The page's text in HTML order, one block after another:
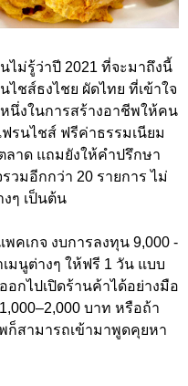
ไม่รู้ว่าปี 2021 ที่จะมาถึงนี้
ชส์ธงไชย ผัดไทย ที่เข้าใจ
นึ่งในการสร้างอาชีพให้คน
รนไชส์ ฟรีค่าธรรมเนียม
ลาด แถมยังให้คำปรึกษา
วมอีกกว่า 20 รายการ ไม่
งๆ เป็นต้น
คเกจ งบการลงทุน 9,000 -
มนูต่างๆ ให้ฟรี 1 วัน แบบ
อกไปเปิดร้านค้าได้อย่างมือ
บาท หรือถ้า
สามารถเข้ามาพูดคุยหา